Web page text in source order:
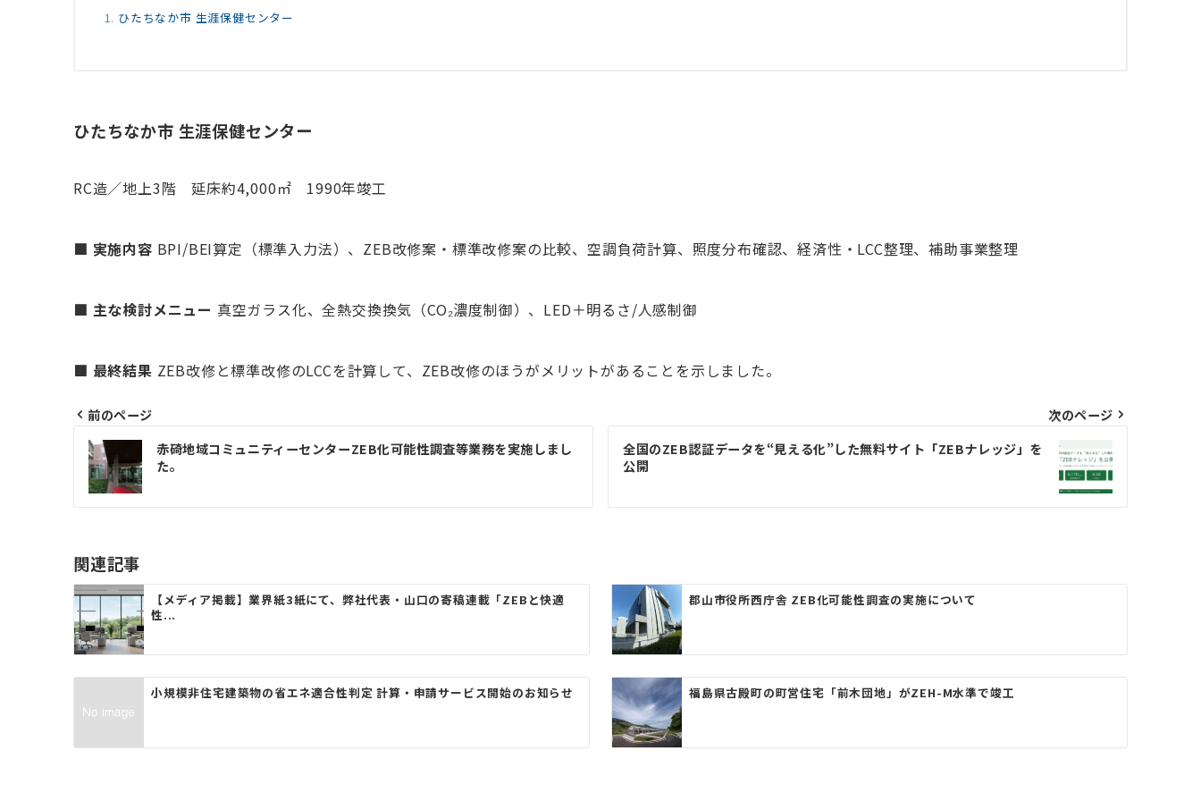
ひたちなか市 生涯保健センター
ひたちなか市 生涯保健センター
RC造／地上3階 延床約4,000㎡ 1990年竣工
■ 実施内容 BPI/BEI算定（標準入力法）、ZEB改修案・標準改修案の比較、空調負荷計算、照度分布確認、経済性・LCC整理、補助事業整理
■ 主な検討メニュー 真空ガラス化、全熱交換換気（CO₂濃度制御）、LED＋明るさ/人感制御
■ 最終結果 ZEB改修と標準改修のLCCを計算して、ZEB改修のほうがメリットがあることを示しました。
投
稿
ナ
ゲ
ー
シ
ョ
ン
前のページ
赤碕地域コミュニティーセンターZEB化可能性調査等業務を実施しまし
た。
次のページ
全国のZEB認証データを“見える化”した無料サイト「ZEBナレッジ」を
公開
関連記事
【メディア掲載】業界紙3紙にて、弊社代表・山口の寄稿連載「ZEBと快適
性...
郡山市役所西庁舎 ZEB化可能性調査の実施について
小規模非住宅建築物の省エネ適合性判定 計算・申請サービス開始のお知らせ 福島県古殿町の町営住宅「前木団地」がZEH-M水準で竣工